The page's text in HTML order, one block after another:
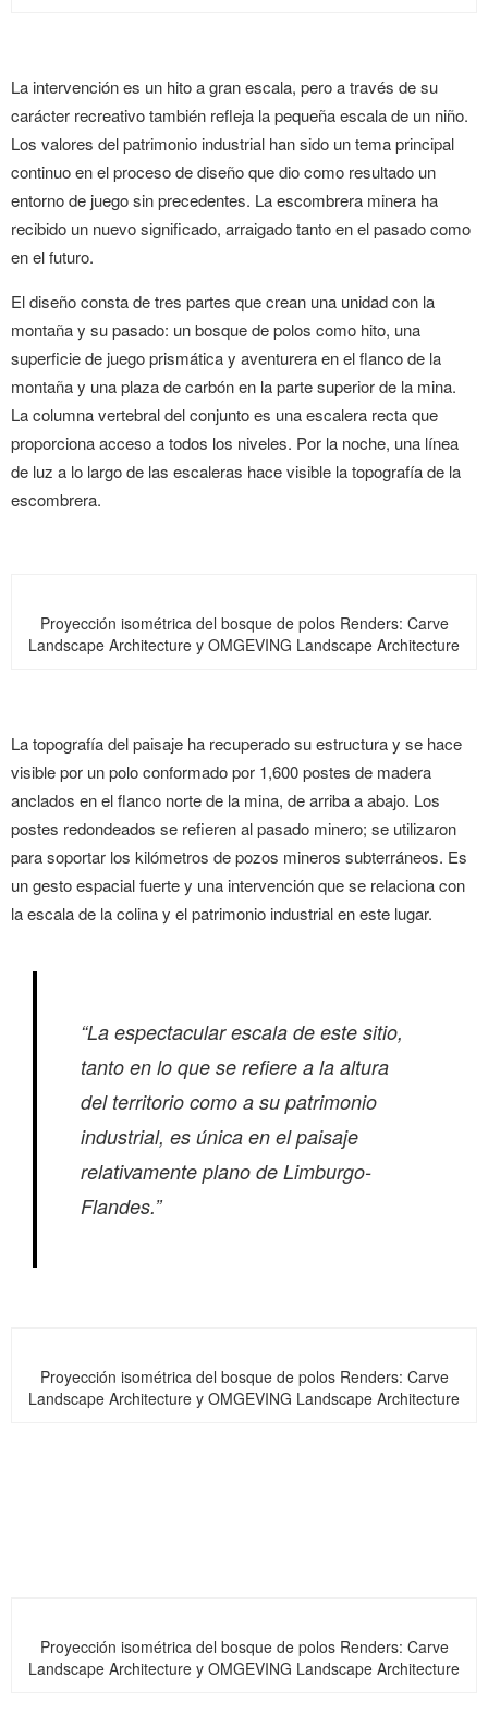
La intervención es un hito a gran escala, pero a través de su
carácter recreativo también refleja la pequeña escala de un niño.
Los valores del patrimonio industrial han sido un tema principal
continuo en el proceso de diseño que dio como resultado un
entorno de juego sin precedentes. La escombrera minera ha
recibido un nuevo significado, arraigado tanto en el pasado como
en el futuro.
El diseño consta de tres partes que crean una unidad con la
montaña y su pasado: un bosque de polos como hito, una
superficie de juego prismática y aventurera en el flanco de la
montaña y una plaza de carbón en la parte superior de la mina.
La columna vertebral del conjunto es una escalera recta que
proporciona acceso a todos los niveles. Por la noche, una línea
de luz a lo largo de las escaleras hace visible la topografía de la
escombrera.
Proyección isométrica del bosque de polos Renders: Carve
Landscape Architecture y OMGEVING Landscape Architecture
La topografía del paisaje ha recuperado su estructura y se hace
visible por un polo conformado por 1,600 postes de madera
anclados en el flanco norte de la mina, de arriba a abajo. Los
postes redondeados se refieren al pasado minero; se utilizaron
para soportar los kilómetros de pozos mineros subterráneos. Es
un gesto espacial fuerte y una intervención que se relaciona con
la escala de la colina y el patrimonio industrial en este lugar.
“La espectacular escala de este sitio,
tanto en lo que se refiere a la altura
del territorio como a su patrimonio
industrial, es única en el paisaje
relativamente plano de Limburgo-
Flandes.”
Proyección isométrica del bosque de polos Renders: Carve
Landscape Architecture y OMGEVING Landscape Architecture
Proyección isométrica del bosque de polos Renders: Carve
Landscape Architecture y OMGEVING Landscape Architecture